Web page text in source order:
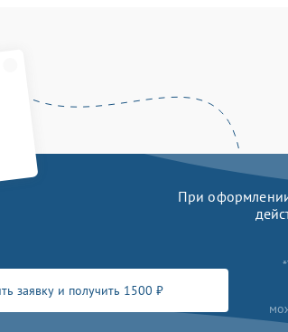
При оформлении
заявку и получить 1500 ₽